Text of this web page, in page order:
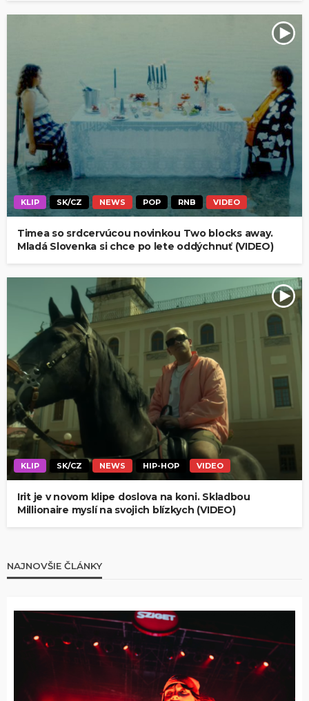
KLIP SK/CZ NEWS POP RNB VIDEO
Timea so srdcervúcou novinkou Two blocks away.
Mladá Slovenka si chce po lete oddýchnuť (VIDEO)
KLIP SK/CZ NEWS HIP-HOP VIDEO
Irit je v novom klipe doslova na koni. Skladbou
Millionaire myslí na svojich blízkych (VIDEO)
NAJNOVŠIE ČLÁNKY